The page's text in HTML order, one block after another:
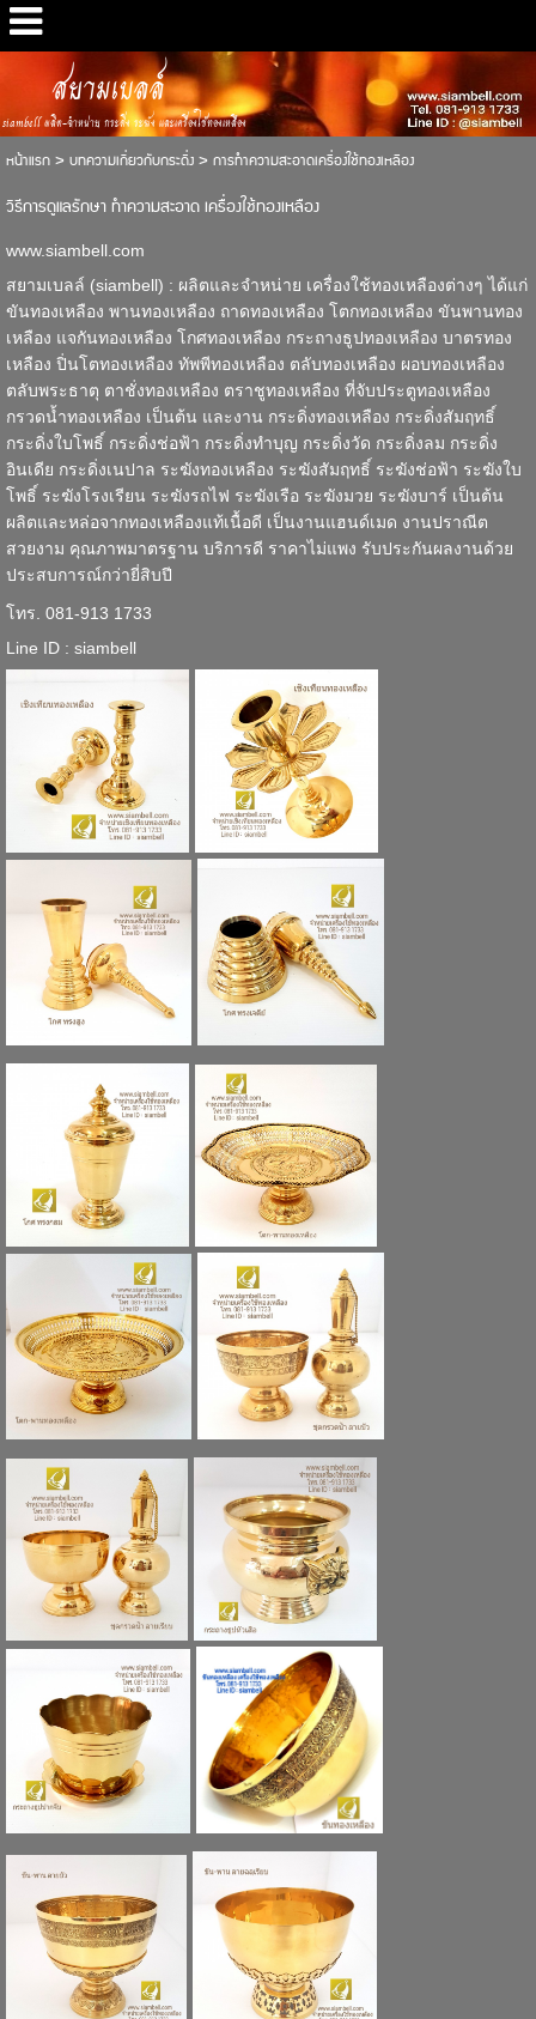
สยามเบลล์
siambell ผลิต-จำหน่าย กระดิ่ง ระฆัง และเครื่องใช้ทองเหลือง
หน้าแรก> บทความเกี่ยวกับกระดิ่ง> การทำความสะอาดเครื่องใช้ทองเหลือง
วิธีการดูแลรักษา ทำความสะอาด เครื่องใช้ทองเหลือง
www.siambell.com
สยามเบลล์ (siambell) : ผลิตและจำหน่าย เครื่องใช้ทองเหลืองต่างๆ ได้แก่
ขันทองเหลือง พานทองเหลือง ถาดทองเหลือง โตกทองเหลือง ขันพานทอง
เหลือง แจกันทองเหลือง โกศทองเหลือง กระถางธูปทองเหลือง บาตรทอง
เหลือง ปิ่นโตทองเหลือง ทัพพีทองเหลือง ตลับทองเหลือง ผอบทองเหลือง
ตลับพระธาตุ ตาชั่งทองเหลือง ตราชูทองเหลือง ที่จับประตูทองเหลือง
กรวดน้ำทองเหลือง เป็นต้น และงาน กระดิ่งทองเหลือง กระดิ่งสัมฤทธิ์
กระดิ่งใบโพธิ์ กระดิ่งช่อฟ้า กระดิ่งทำบุญ กระดิ่งวัด กระดิ่งลม กระดิ่ง
อินเดีย กระดิ่งเนปาล ระฆังทองเหลือง ระฆังสัมฤทธิ์ ระฆังช่อฟ้า ระฆังใบ
โพธิ์ ระฆังโรงเรียน ระฆังรถไฟ ระฆังเรือ ระฆังมวย ระฆังบาร์ เป็นต้น
ผลิตและหล่อจากทองเหลืองแท้เนื้อดี เป็นงานแฮนด์เมด งานปราณีต
สวยงาม คุณภาพมาตรฐาน บริการดี ราคาไม่แพง รับประกันผลงานด้วย
ประสบการณ์กว่ายี่สิบปี
โทร. 081-913 1733
Line ID : siambell